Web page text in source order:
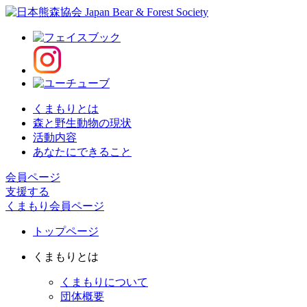
くまもりとは
森と野生動物の現状
活動内容
あなたにできること
会員ページ
支援する
くまもり会員ページ
トップページ
くまもりとは
くまもりについて
団体概要